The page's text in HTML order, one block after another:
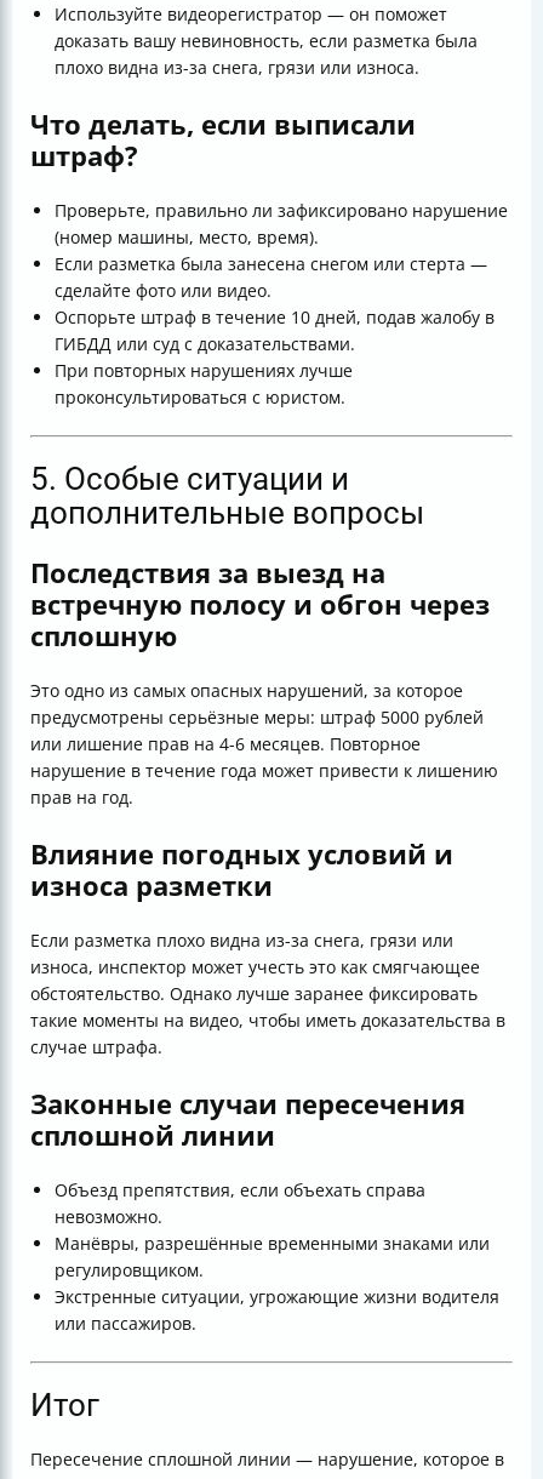
Используйте видеорегистратор — он поможет
доказать вашу невиновность, если разметка была
плохо видна из-за снега, грязи или износа.
Что делать, если выписали
штраф?
Проверьте, правильно ли зафиксировано нарушение
(номер машины, место, время).
Если разметка была занесена снегом или стерта —
сделайте фото или видео.
Оспорьте штраф в течение 10 дней, подав жалобу в
ГИБДД или суд с доказательствами.
При повторных нарушениях лучше
проконсультироваться с юристом.
5. Особые ситуации и
дополнительные вопросы
Последствия за выезд на
встречную полосу и обгон через
сплошную
Это одно из самых опасных нарушений, за которое
предусмотрены серьёзные меры: штраф 5000 рублей
или лишение прав на 4-6 месяцев. Повторное
нарушение в течение года может привести к лишению
прав на год.
Влияние погодных условий и
износа разметки
Если разметка плохо видна из-за снега, грязи или
износа, инспектор может учесть это как смягчающее
обстоятельство. Однако лучше заранее фиксировать
такие моменты на видео, чтобы иметь доказательства в
случае штрафа.
Законные случаи пересечения
сплошной линии
Объезд препятствия, если объехать справа
невозможно.
Манёвры, разрешённые временными знаками или
регулировщиком.
Экстренные ситуации, угрожающие жизни водителя
или пассажиров.
Итог
Пересечение сплошной линии — нарушение, которое в